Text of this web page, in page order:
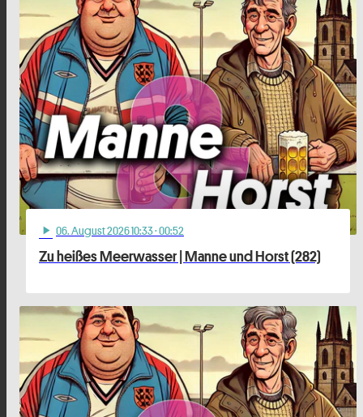
play_arrow 06. August 2026 10:33· 00:52
Zu heißes Meerwasser | Manne und Horst (282)